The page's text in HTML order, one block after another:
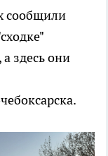
сообщили
здесь они